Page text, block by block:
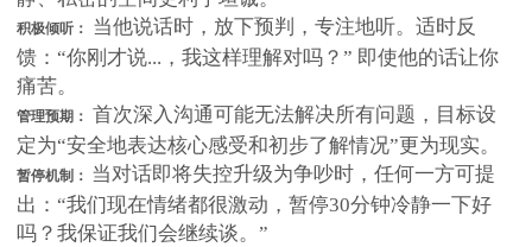
积极倾听：
当他说话时，放下预判，专注地听。适时反
馈：“你刚才说...，我这样理解对吗？” 即使他的话让你
痛苦。
管理预期： 首次深入沟通可能无法解决所有问题，目标设
定为“安全地表达核心感受和初步了解情况”更为现实。
暂停机制： 当对话即将失控升级为争吵时，任何一方可提
出：“我们现在情绪都很激动，暂停30分钟冷静一下好
吗？我保证我们会继续谈。”